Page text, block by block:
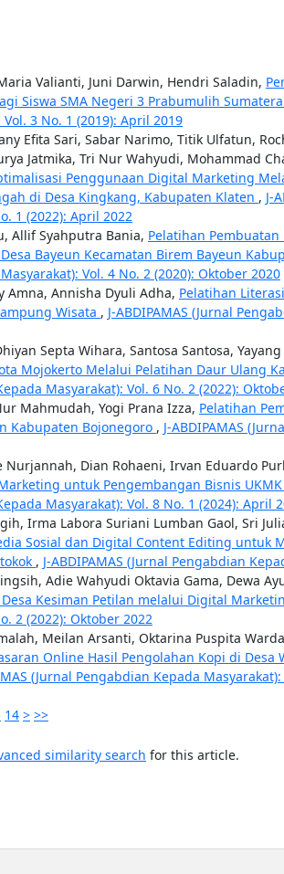
Valianti, Juni Darwin, Hendri Saladin,
Siswa SMA Negeri 3 Prabumulih
3 No. 1 (2019): April 2019
Efita Sari, Sabar Narimo, Titik Ulfatun,
Jatmika, Tri Nur Wahyudi, Mohammad
Penggunaan Digital Marketing
di Desa Kingkang, Kabupaten Klaten , J-
1 (2022): April 2022
Allif Syahputra Bania, Pelatihan
Bayeun Kecamatan Birem Bayeun
Vol. 4 No. 2 (2020): Oktober 2020
Amna, Annisha Dyuli Adha, Pelatihan
Wisata , J-ABDIPAMAS (Jurnal
Septa Wihara, Santosa Santosa,
Mojokerto Melalui Pelatihan Daur Ulang
Masyarakat): Vol. 6 No. 2 (2022):
Mahmudah, Yogi Prana Izza, Pelatihan
Kabupaten Bojonegoro , J-ABDIPAMAS
Nurjannah, Dian Rohaeni, Irvan Eduardo
untuk Pengembangan Bisnis
Masyarakat): Vol. 8 No. 1 (2024): April
Irma Labora Suriani Lumban Gaol, Sri
Sosial dan Digital Content Editing untuk
, J-ABDIPAMAS (Jurnal Pengabdian
Adie Wahyudi Oktavia Gama, Dewa
Kesiman Petilan melalui Digital
2 (2022): Oktober 2022
Meilan Arsanti, Oktarina Puspita
Online Hasil Pengolahan Kopi di
(Jurnal Pengabdian Kepada
14 > >>
similarity search for this article.